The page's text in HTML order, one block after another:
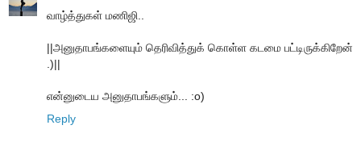
வாழ்த்துகள் மணிஜி..
||அனுதாபங்களையும் தெரிவித்துக் கொள்ள கடமை பட்டிருக்கிறேன்
.)||
என்னுடைய அனுதாபங்களும்... :o)
Reply